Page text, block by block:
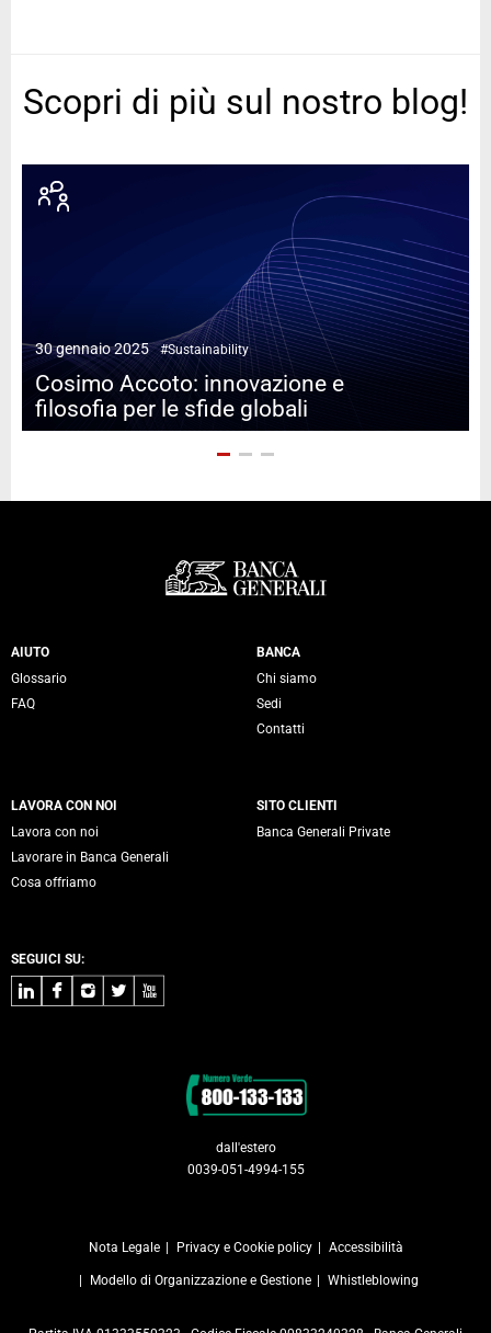
Scopri di più sul nostro blog!
30 gennaio 2025 #Sustainability
Cosimo Accoto: innovazione e
filosofia per le sfide globali
Servizi Banca Generali
AIUTO
Glossario
FAQ
BANCA
Chi siamo
Sedi
Contatti
LAVORA CON NOI
Lavora con noi
Lavorare in Banca Generali
Cosa offriamo
SITO CLIENTI
Banca Generali Private
SEGUICI SU:
LinkedInFacebook
Instagram
TwitterYoutube
dall'estero
0039-051-4994-155
Nota Legale Privacy e Cookie policy Accessibilità
Modello di Organizzazione e Gestione Whistleblowing